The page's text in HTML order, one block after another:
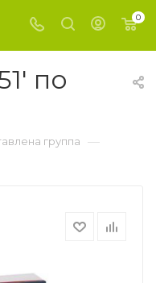
0
по
группа —